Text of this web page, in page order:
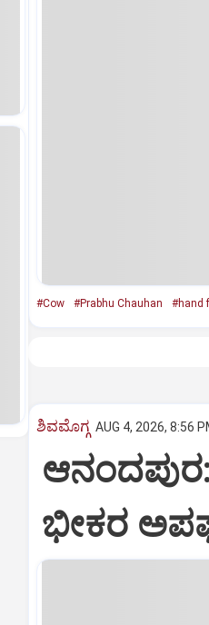
#Cow #Prabhu Chauhan #hand
ಶಿವಮೊಗ್ಗ AUG 4, 2026, 8:56
ಭೀಕರ